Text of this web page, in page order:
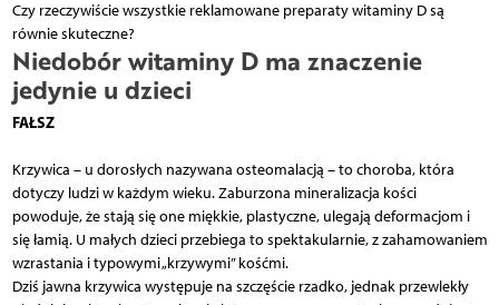
Czy rzeczywiście wszystkie reklamowane preparaty witaminy D są
równie skuteczne?
Niedobór witaminy D ma znaczenie
jedynie u dzieci
FAŁSZ
Krzywica – u dorosłych nazywana osteomalacją – to choroba, która
dotyczy ludzi w każdym wieku. Zaburzona mineralizacja kości
powoduje, że stają się one miękkie, plastyczne, ulegają deformacjom i
się łamią. U małych dzieci przebiega to spektakularnie, z zahamowaniem
wzrastania i typowymi „krzywymi” kośćmi.
Dziś jawna krzywica występuje na szczęście rzadko, jednak przewlekły